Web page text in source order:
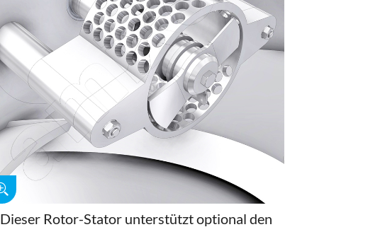
Dieser Rotor-Stator unterstützt optional den